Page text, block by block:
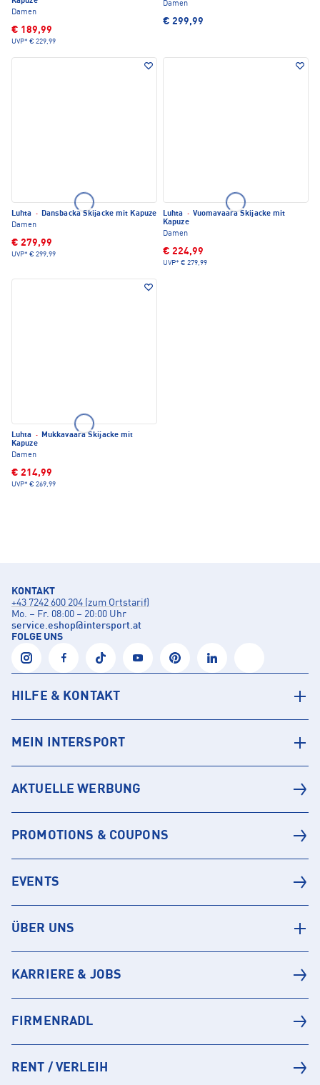
Damen
€ 189,99
UVP* € 229,99
Damen
€ 299,99
Luhta · Dansbacka Skijacke mit Kapuze
Damen
€ 279,99
UVP* € 299,99
Luhta · Vuomavaara Skijacke mit
Kapuze
Damen
€ 224,99
UVP* € 279,99
Luhta · Mukkavaara Skijacke mit
Kapuze
Damen
€ 214,99
UVP* € 269,99
KONTAKT
+43 7242 600 204 (zum Ortstarif)
Mo. – Fr. 08:00 – 20:00 Uhr
service.eshop@intersport.at
FOLGE UNS
HILFE & KONTAKT
MEIN INTERSPORT
AKTUELLE WERBUNG
PROMOTIONS & COUPONS
EVENTS
ÜBER UNS
KARRIERE & JOBS
FIRMENRADL
RENT / VERLEIH